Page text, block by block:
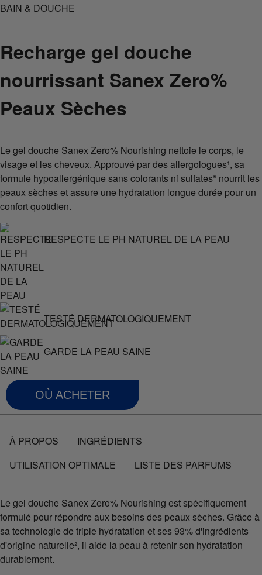
BAIN & DOUCHE
Recharge gel douche
nourrissant Sanex Zero%
Peaux Sèches
Le gel douche Sanex Zero% Nourishing nettoie le corps, le
visage et les cheveux. Approuvé par des allergologues¹, sa
formule hypoallergénique sans colorants ni sulfates* nourrit les
peaux sèches et assure une hydratation longue durée pour un
confort quotidien.
RESPECTE LE PH NATUREL DE LA PEAU
TESTÉ DERMATOLOGIQUEMENT
GARDE LA PEAU SAINE
OÙ ACHETER
À PROPOS
INGRÉDIENTS
UTILISATION OPTIMALE
LISTE DES PARFUMS
Le gel douche Sanex Zero% Nourishing est spécifiquement
formulé pour répondre aux besoins des peaux sèches. Grâce à
sa technologie de triple hydratation et ses 93% d'ingrédients
d'origine naturelle², il aide la peau à retenir son hydratation
durablement.